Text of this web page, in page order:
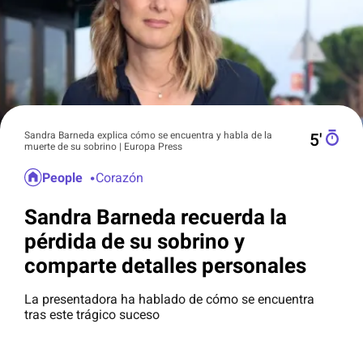
Sandra Barneda explica cómo se encuentra y habla de la
muerte de su sobrino | Europa Press
5′
People Corazón
Sandra Barneda recuerda la
pérdida de su sobrino y
comparte detalles personales
La presentadora ha hablado de cómo se encuentra
tras este trágico suceso